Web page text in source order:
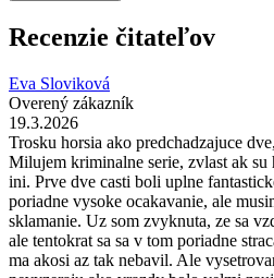
Recenzie čitateľov
Eva Sloviková
Overený zákazník
19.3.2026
Trosku horsia ako predchadzajuce
Milujem kriminalne serie, zvlast ak
ini. Prve dve casti boli uplne
poriadne vysoke ocakavanie, ale
sklamanie. Uz som zvyknuta, ze sa
ale tentokrat sa sa v tom poriadne
ma akosi az tak nebavil. Ale